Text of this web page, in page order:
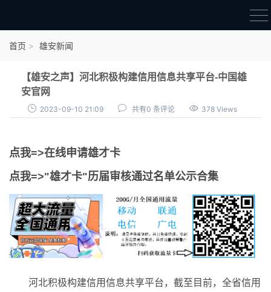
审核通过公示
首页 雄安新闻
【雄安之声】河北积极构建信用信息共享平台-中国雄
安官网
2023-09-10 21:09 共有0 条评论 378 Views
点我=>在线申请雄才卡
点我=>"雄才卡"历届审核通过名单公示合集
河北积极构建信用信息共享平台，截至目前，全省信用